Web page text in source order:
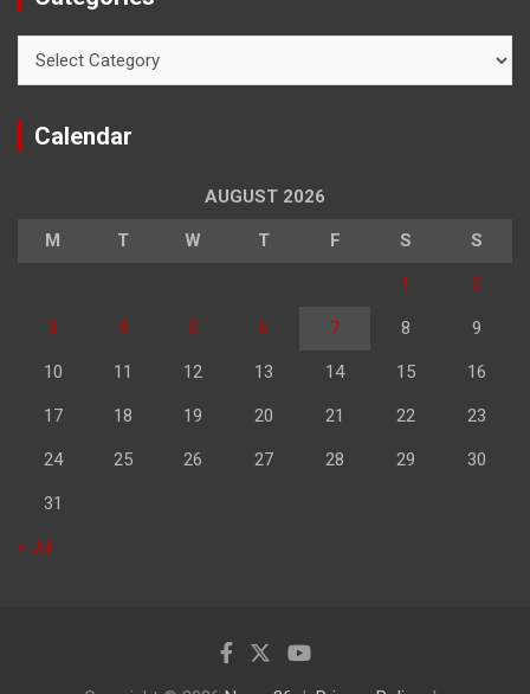
Calendar
AUGUST 2026
M T W T F S S
1 2
3 4 5 6 7 8 9
10 11 12 13 14 15 16
17 18 19 20 21 22 23
24 25 26 27 28 29 30
31
« Jul